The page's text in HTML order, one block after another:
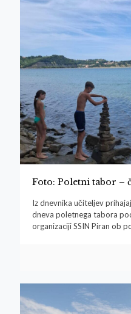
Foto: Poletni tabor –
Iz dnevnika učiteljev
dneva poletnega tabora
organizaciji SSIN Piran ob